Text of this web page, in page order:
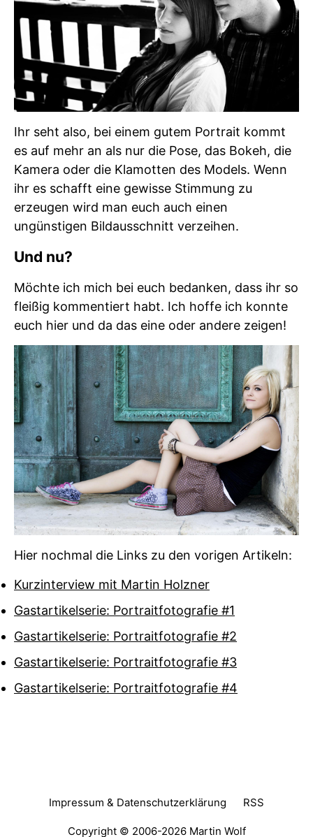
Ihr seht also, bei einem gutem Portrait kommt
es auf mehr an als nur die Pose, das Bokeh, die
Kamera oder die Klamotten des Models. Wenn
ihr es schafft eine gewisse Stimmung zu
erzeugen wird man euch auch einen
ungünstigen Bildausschnitt verzeihen.
Und nu?
Möchte ich mich bei euch bedanken, dass ihr so
fleißig kommentiert habt. Ich hoffe ich konnte
euch hier und da das eine oder andere zeigen!
Hier nochmal die Links zu den vorigen Artikeln:
Kurzinterview mit Martin Holzner
Gastartikelserie: Portraitfotografie #1
Gastartikelserie: Portraitfotografie #2
Gastartikelserie: Portraitfotografie #3
Gastartikelserie: Portraitfotografie #4
Impressum & Datenschutzerklärung RSS
Copyright © 2006-2026 Martin Wolf